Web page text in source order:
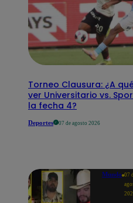
Torneo Clausura: ¿A
ver Universitario vs.
la fecha 4?
Deportes 07 de agosto 2026
Mundo 07